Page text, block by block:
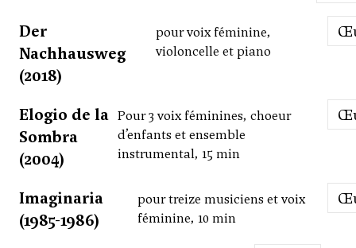
Der
Nachhausweg
(2018)
pour voix féminine,
violoncelle et piano
Elogio de la
Sombra
(2004)
Pour 3 voix féminines, choeur
d’enfants et ensemble
instrumental, 15 min
Imaginaria
(1985-1986)
pour treize musiciens et voix
féminine, 10 min